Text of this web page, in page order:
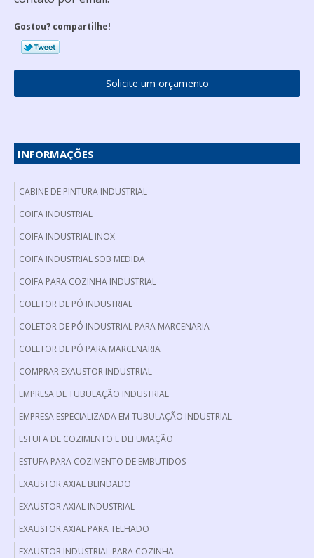
Gostou? compartilhe!
Solicite um orçamento
INFORMAÇÕES
CABINE DE PINTURA INDUSTRIAL
COIFA INDUSTRIAL
COIFA INDUSTRIAL INOX
COIFA INDUSTRIAL SOB MEDIDA
COIFA PARA COZINHA INDUSTRIAL
COLETOR DE PÓ INDUSTRIAL
COLETOR DE PÓ INDUSTRIAL PARA MARCENARIA
COLETOR DE PÓ PARA MARCENARIA
COMPRAR EXAUSTOR INDUSTRIAL
EMPRESA DE TUBULAÇÃO INDUSTRIAL
EMPRESA ESPECIALIZADA EM TUBULAÇÃO INDUSTRIAL
ESTUFA DE COZIMENTO E DEFUMAÇÃO
ESTUFA PARA COZIMENTO DE EMBUTIDOS
EXAUSTOR AXIAL BLINDADO
EXAUSTOR AXIAL INDUSTRIAL
EXAUSTOR AXIAL PARA TELHADO
EXAUSTOR INDUSTRIAL PARA COZINHA